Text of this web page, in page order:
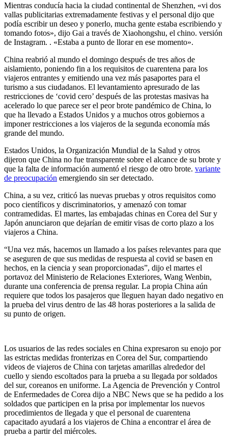
Mientras conducía hacia la ciudad continental de Shenzhen, «vi dos
vallas publicitarias extremadamente festivas y el personal dijo que
podía escribir un deseo y ponerlo, mucha gente estaba escribiendo y
tomando fotos», dijo Gai a través de Xiaohongshu, el chino. versión
de Instagram. . «Estaba a punto de llorar en ese momento».
China reabrió al mundo el domingo después de tres años de
aislamiento, poniendo fin a los requisitos de cuarentena para los
viajeros entrantes y emitiendo una vez más pasaportes para el
turismo a sus ciudadanos. El levantamiento apresurado de las
restricciones de ‘covid cero’ después de las protestas masivas ha
acelerado lo que parece ser el peor brote pandémico de China, lo
que ha llevado a Estados Unidos y a muchos otros gobiernos a
imponer restricciones a los viajeros de la segunda economía más
grande del mundo.
Estados Unidos, la Organización Mundial de la Salud y otros
dijeron que China no fue transparente sobre el alcance de su brote y
que la falta de información aumentó el riesgo de otro brote. variante
de preocupación emergiendo sin ser detectado.
China, a su vez, criticó las nuevas pruebas y otros requisitos como
poco científicos y discriminatorios, y amenazó con tomar
contramedidas. El martes, las embajadas chinas en Corea del Sur y
Japón anunciaron que dejarían de emitir visas de corto plazo a los
viajeros a China.
“Una vez más, hacemos un llamado a los países relevantes para que
se aseguren de que sus medidas de respuesta al covid se basen en
hechos, en la ciencia y sean proporcionadas”, dijo el martes el
portavoz del Ministerio de Relaciones Exteriores, Wang Wenbin,
durante una conferencia de prensa regular. La propia China aún
requiere que todos los pasajeros que lleguen hayan dado negativo en
la prueba del virus dentro de las 48 horas posteriores a la salida de
su punto de origen.
Los usuarios de las redes sociales en China expresaron su enojo por
las estrictas medidas fronterizas en Corea del Sur, compartiendo
videos de viajeros de China con tarjetas amarillas alrededor del
cuello y siendo escoltados para la prueba a su llegada por soldados
del sur, coreanos en uniforme. La Agencia de Prevención y Control
de Enfermedades de Corea dijo a NBC News que se ha pedido a los
soldados que participen en la prisa por implementar los nuevos
procedimientos de llegada y que el personal de cuarentena
capacitado ayudará a los viajeros de China a encontrar el área de
prueba a partir del miércoles.